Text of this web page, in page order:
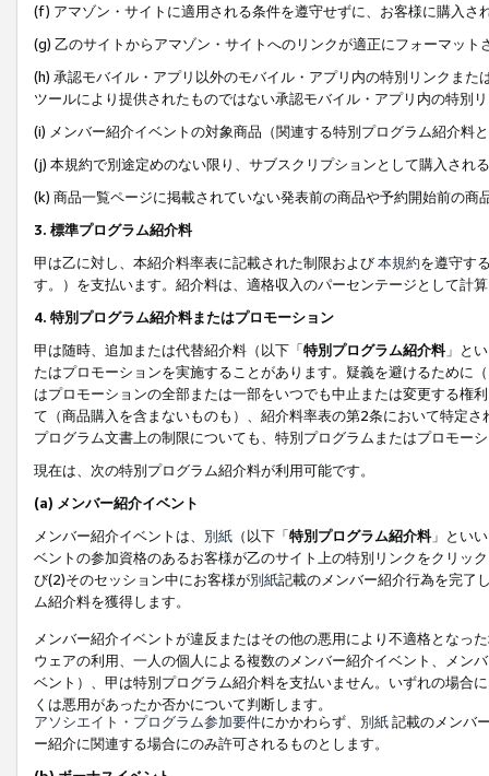
(f) アマゾン・サイトに適用される条件を遵守せずに、お客様に購入さ
(g) 乙のサイトからアマゾン・サイトへのリンクが適正にフォーマッ
(h) 承認モバイル・アプリ以外のモバイル・アプリ内の特別リンクま
ツールにより提供されたものではない承認モバイル・アプリ内の特別
(i) メンバー紹介イベントの対象商品（関連する特別プログラム紹介料
(j) 本規約で別途定めのない限り、サブスクリプションとして購入され
(k) 商品一覧ページに掲載されていない発表前の商品や予約開始前の商
3. 標準プログラム紹介料
甲は乙に対し、本紹介料率表に記載された制限および本規約を遵守す
す。）を支払います。紹介料は、適格収入のパーセンテージとして計
4. 特別プログラム紹介料またはプロモーション
甲は随時、追加または代替紹介料（以下「特別プログラム紹介料」と
たはプロモーションを実施することがあります。疑義を避けるために
はプロモーションの全部または一部をいつでも中止または変更する権
て（商品購入を含まないものも）、紹介料率表の第2条において特定
プログラム文書上の制限についても、特別プログラムまたはプロモー
現在は、次の特別プログラム紹介料が利用可能です。
(a) メンバー紹介イベント
メンバー紹介イベントは、 別紙 （以下「特別プログラム紹介料」とい
ベントの参加資格のあるお客様が乙のサイト上の特別リンクをクリッ
び(2)そのセッション中にお客様が別紙記載のメンバー紹介行為を完了
ム紹介料を獲得します。
メンバー紹介イベントが違反またはその他の悪用により不適格となっ
ウェアの利用、一人の個人による複数のメンバー紹介イベント、メン
ベント）、甲は特別プログラム紹介料を支払いません。いずれの場合
くは悪用があったか否かについて判断します。
アソシエイト・プログラム参加要件にかかわらず、 別紙記載のメンバ
ー紹介に関連する場合にのみ許可されるものとします。